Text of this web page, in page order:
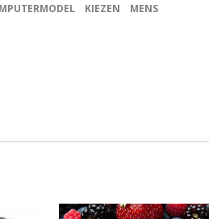
KIEZEN MENS